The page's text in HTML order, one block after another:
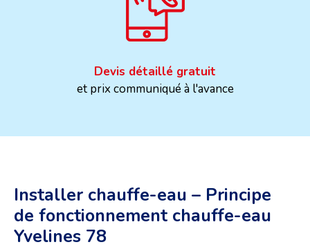
Devis détaillé gratuit
et prix communiqué à l'avance
Installer chauffe-eau – Principe
de fonctionnement chauffe-eau
Yvelines 78